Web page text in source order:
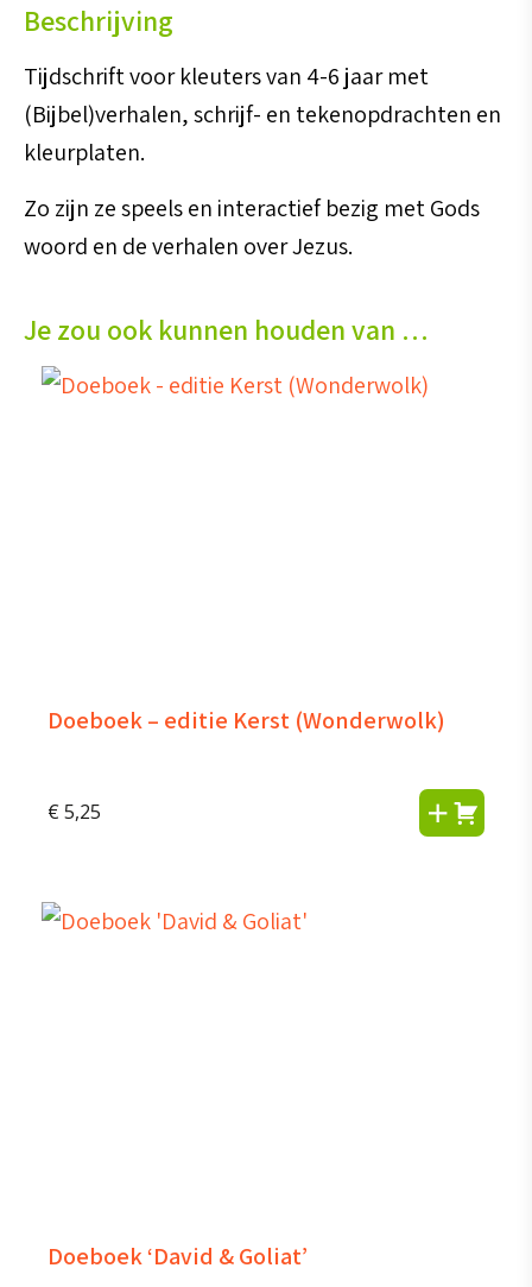
Beschrijving
Tijdschrift voor kleuters van 4-6 jaar met
(Bijbel)verhalen, schrijf- en tekenopdrachten en
kleurplaten.
Zo zijn ze speels en interactief bezig met Gods
woord en de verhalen over Jezus.
Je zou ook kunnen houden van …
Doeboek – editie Kerst (Wonderwolk)
€ 5,25
Doeboek ‘David & Goliat’